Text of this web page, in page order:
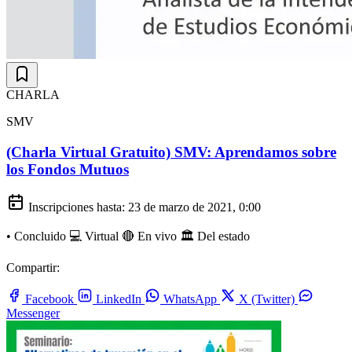
CHARLA
SMV
(Charla Virtual Gratuito) SMV: Aprendamos sobre
los Fondos Mutuos
Inscripciones hasta: 23 de marzo de 2021, 0:00
• Concluido 💻 Virtual 🔴 En vivo 🏛️ Del estado
Compartir:
Facebook LinkedIn WhatsApp
X (Twitter)
Messenger